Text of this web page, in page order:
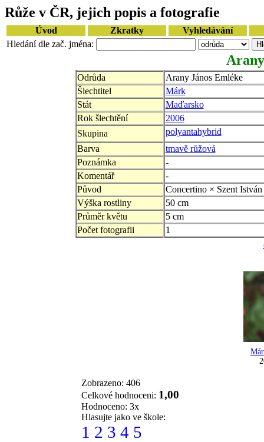
Růže v ČR, jejich popis a fotografie
Úvod Zkratky
Vyhledávání
Hledání dle zač. jména:
Odrůda
Arany János Emléke
Šlechtitel
Márk
Stát
Maďarsko
Rok šlechtění
2006
Skupina
polyantahybrid
Barva
tmavě růžová
Poznámka
-
Komentář
-
Původ
Concertino × Szent
Výška rostliny
50 cm
Průměr květu
5 cm
Počet fotografii
1
Zobrazeno: 406
Celkové hodnoceni: 1,00
Hodnoceno: 3x
Hlasujte jako ve škole:
1 2 3 4 5